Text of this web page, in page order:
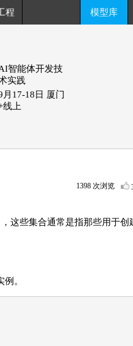
程 模型库
智能体开发技
实践
月17-18日 厦门
线上
1398 次浏览
这些集合通常是指那些用于创
。